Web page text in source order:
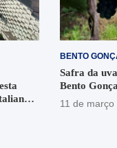
BENTO
Safra da
Bento
11 de março